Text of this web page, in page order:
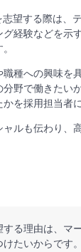
望する際は、
経験などを示
種への興味を
野で働きたい
を採用担当者
ルも伝わり、
する理由は、マ
たいからです。